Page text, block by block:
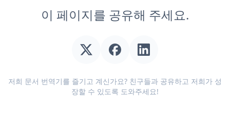
이 페이지를 공유해 주세요.
저희 문서 번역기를 즐기고 계신가요? 친구들과 공유하고 저희가 성
장할 수 있도록 도와주세요!